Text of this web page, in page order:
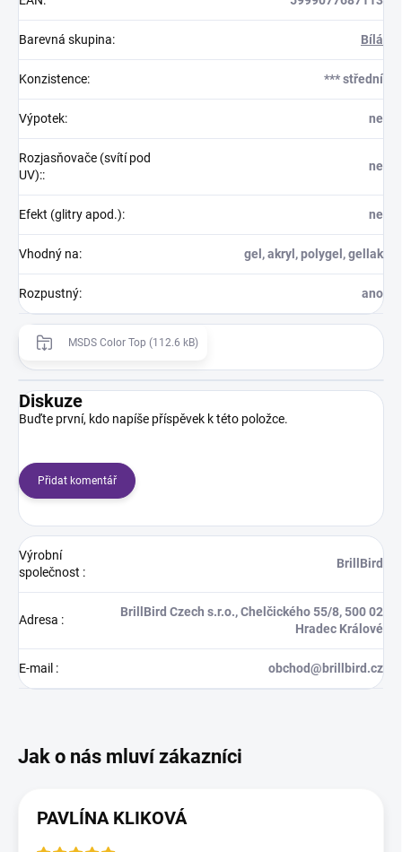
Barevná skupina: Bílá
Konzistence: *** střední
Výpotek: ne
Rozjasňovače (svítí pod
UV)::
ne
Efekt (glitry apod.): ne
Vhodný na: gel, akryl, polygel, gellak
Rozpustný: ano
MSDS Color Top (112.6 kB)
Diskuze
Buďte první, kdo napíše příspěvek k této položce.
Přidat komentář
Výrobní
společnost :
BrillBird
Adresa :
BrillBird Czech s.r.o., Chelčického 55/8, 500 02
Hradec Králové
E-mail : obchod@brillbird.cz
PAVLÍNA KLIKOVÁ